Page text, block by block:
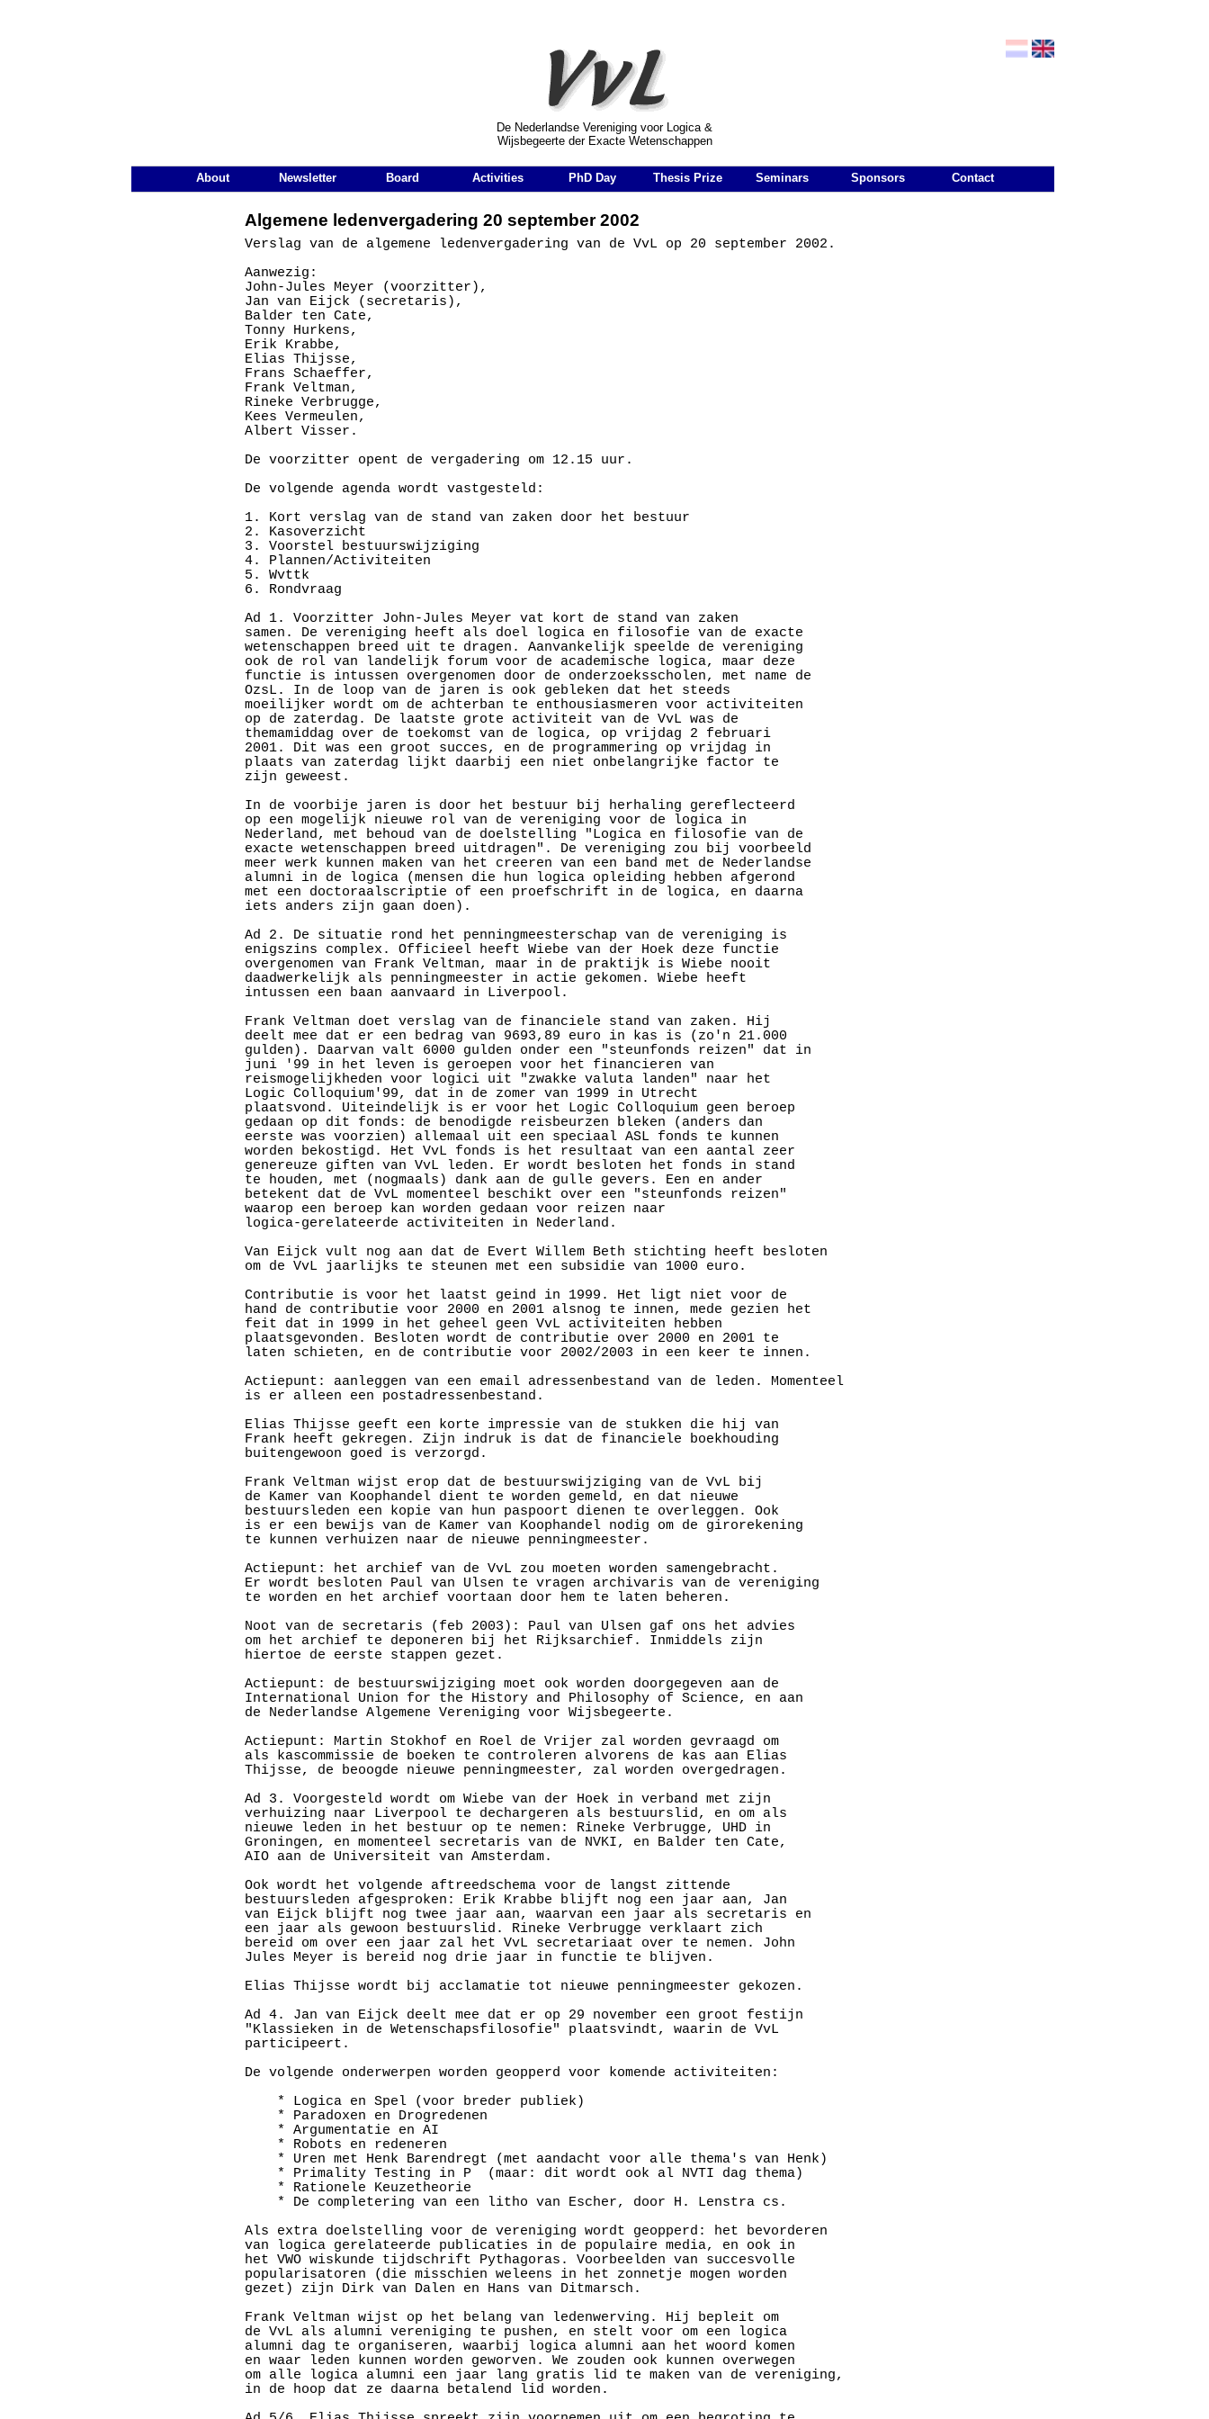
De Nederlandse Vereniging voor Logica & Wijsbegeerte der Exacte Wetenschappen
De Nederlandse Vereniging voor Logica &
Wijsbegeerte der Exacte Wetenschappen
Main Page Navigation
About Newsletter Board Activities PhD Day Thesis Prize Seminars Sponsors Contact
Algemene ledenvergadering 20 september 2002
Verslag van de algemene ledenvergadering van de VvL op 20 september 2002.
Aanwezig:
John-Jules Meyer (voorzitter),
Jan van Eijck (secretaris),
Balder ten Cate,
Tonny Hurkens,
Erik Krabbe,
Elias Thijsse,
Frans Schaeffer,
Frank Veltman,
Rineke Verbrugge,
Kees Vermeulen,
Albert Visser.
De voorzitter opent de vergadering om 12.15 uur.
De volgende agenda wordt vastgesteld:
1. Kort verslag van de stand van zaken door het bestuur
2. Kasoverzicht
3. Voorstel bestuurswijziging
4. Plannen/Activiteiten
5. Wvttk
6. Rondvraag
Ad 1. Voorzitter John-Jules Meyer vat kort de stand van zaken
samen. De vereniging heeft als doel logica en filosofie van de exacte
wetenschappen breed uit te dragen. Aanvankelijk speelde de vereniging
ook de rol van landelijk forum voor de academische logica, maar deze
functie is intussen overgenomen door de onderzoeksscholen, met name de
OzsL. In de loop van de jaren is ook gebleken dat het steeds
moeilijker wordt om de achterban te enthousiasmeren voor activiteiten
op de zaterdag. De laatste grote activiteit van de VvL was de
themamiddag over de toekomst van de logica, op vrijdag 2 februari
2001. Dit was een groot succes, en de programmering op vrijdag in
plaats van zaterdag lijkt daarbij een niet onbelangrijke factor te
zijn geweest.
In de voorbije jaren is door het bestuur bij herhaling gereflecteerd
op een mogelijk nieuwe rol van de vereniging voor de logica in
Nederland, met behoud van de doelstelling "Logica en filosofie van de
exacte wetenschappen breed uitdragen". De vereniging zou bij voorbeeld
meer werk kunnen maken van het creeren van een band met de Nederlandse
alumni in de logica (mensen die hun logica opleiding hebben afgerond
met een doctoraalscriptie of een proefschrift in de logica, en daarna
iets anders zijn gaan doen).
Ad 2. De situatie rond het penningmeesterschap van de vereniging is
enigszins complex. Officieel heeft Wiebe van der Hoek deze functie
overgenomen van Frank Veltman, maar in de praktijk is Wiebe nooit
daadwerkelijk als penningmeester in actie gekomen. Wiebe heeft
intussen een baan aanvaard in Liverpool.
Frank Veltman doet verslag van de financiele stand van zaken. Hij
deelt mee dat er een bedrag van 9693,89 euro in kas is (zo'n 21.000
gulden). Daarvan valt 6000 gulden onder een "steunfonds reizen" dat in
juni '99 in het leven is geroepen voor het financieren van
reismogelijkheden voor logici uit "zwakke valuta landen" naar het
Logic Colloquium'99, dat in de zomer van 1999 in Utrecht
plaatsvond. Uiteindelijk is er voor het Logic Colloquium geen beroep
gedaan op dit fonds: de benodigde reisbeurzen bleken (anders dan
eerste was voorzien) allemaal uit een speciaal ASL fonds te kunnen
worden bekostigd. Het VvL fonds is het resultaat van een aantal zeer
genereuze giften van VvL leden. Er wordt besloten het fonds in stand
te houden, met (nogmaals) dank aan de gulle gevers. Een en ander
betekent dat de VvL momenteel beschikt over een "steunfonds reizen"
waarop een beroep kan worden gedaan voor reizen naar
logica-gerelateerde activiteiten in Nederland.
Van Eijck vult nog aan dat de Evert Willem Beth stichting heeft besloten
om de VvL jaarlijks te steunen met een subsidie van 1000 euro.
Contributie is voor het laatst geind in 1999. Het ligt niet voor de
hand de contributie voor 2000 en 2001 alsnog te innen, mede gezien het
feit dat in 1999 in het geheel geen VvL activiteiten hebben
plaatsgevonden. Besloten wordt de contributie over 2000 en 2001 te
laten schieten, en de contributie voor 2002/2003 in een keer te innen.
Actiepunt: aanleggen van een email adressenbestand van de leden. Momenteel
is er alleen een postadressenbestand.
Elias Thijsse geeft een korte impressie van de stukken die hij van
Frank heeft gekregen. Zijn indruk is dat de financiele boekhouding
buitengewoon goed is verzorgd.
Frank Veltman wijst erop dat de bestuurswijziging van de VvL bij
de Kamer van Koophandel dient te worden gemeld, en dat nieuwe
bestuursleden een kopie van hun paspoort dienen te overleggen. Ook
is er een bewijs van de Kamer van Koophandel nodig om de girorekening
te kunnen verhuizen naar de nieuwe penningmeester.
Actiepunt: het archief van de VvL zou moeten worden samengebracht.
Er wordt besloten Paul van Ulsen te vragen archivaris van de vereniging
te worden en het archief voortaan door hem te laten beheren.
Noot van de secretaris (feb 2003): Paul van Ulsen gaf ons het advies
om het archief te deponeren bij het Rijksarchief. Inmiddels zijn
hiertoe de eerste stappen gezet.
Actiepunt: de bestuurswijziging moet ook worden doorgegeven aan de
International Union for the History and Philosophy of Science, en aan
de Nederlandse Algemene Vereniging voor Wijsbegeerte.
Actiepunt: Martin Stokhof en Roel de Vrijer zal worden gevraagd om
als kascommissie de boeken te controleren alvorens de kas aan Elias
Thijsse, de beoogde nieuwe penningmeester, zal worden overgedragen.
Ad 3. Voorgesteld wordt om Wiebe van der Hoek in verband met zijn
verhuizing naar Liverpool te dechargeren als bestuurslid, en om als
nieuwe leden in het bestuur op te nemen: Rineke Verbrugge, UHD in
Groningen, en momenteel secretaris van de NVKI, en Balder ten Cate,
AIO aan de Universiteit van Amsterdam.
Ook wordt het volgende aftreedschema voor de langst zittende
bestuursleden afgesproken: Erik Krabbe blijft nog een jaar aan, Jan
van Eijck blijft nog twee jaar aan, waarvan een jaar als secretaris en
een jaar als gewoon bestuurslid. Rineke Verbrugge verklaart zich
bereid om over een jaar zal het VvL secretariaat over te nemen. John
Jules Meyer is bereid nog drie jaar in functie te blijven.
Elias Thijsse wordt bij acclamatie tot nieuwe penningmeester gekozen.
Ad 4. Jan van Eijck deelt mee dat er op 29 november een groot festijn
"Klassieken in de Wetenschapsfilosofie" plaatsvindt, waarin de VvL
participeert.
De volgende onderwerpen worden geopperd voor komende activiteiten:
    * Logica en Spel (voor breder publiek)
    * Paradoxen en Drogredenen
    * Argumentatie en AI
    * Robots en redeneren
    * Uren met Henk Barendregt (met aandacht voor alle thema's van Henk)
    * Primality Testing in P  (maar: dit wordt ook al NVTI dag thema)
    * Rationele Keuzetheorie
    * De completering van een litho van Escher, door H. Lenstra cs.
Als extra doelstelling voor de vereniging wordt geopperd: het bevorderen
van logica gerelateerde publicaties in de populaire media, en ook in
het VWO wiskunde tijdschrift Pythagoras. Voorbeelden van succesvolle
popularisatoren (die misschien weleens in het zonnetje mogen worden
gezet) zijn Dirk van Dalen en Hans van Ditmarsch.
Frank Veltman wijst op het belang van ledenwerving. Hij bepleit om
de VvL als alumni vereniging te pushen, en stelt voor om een logica
alumni dag te organiseren, waarbij logica alumni aan het woord komen
en waar leden kunnen worden geworven. We zouden ook kunnen overwegen
om alle logica alumni een jaar lang gratis lid te maken van de vereniging,
in de hoop dat ze daarna betalend lid worden.